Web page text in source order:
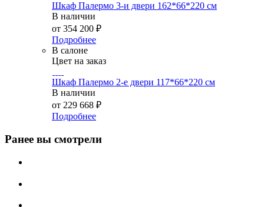
Шкаф Палермо 3-и двери 162*66*220 см
В наличии
от 354 200 ₽
Подробнее
В салоне
Цвет на заказ
Шкаф Палермо 2-е двери 117*66*220 см
В наличии
от 229 668 ₽
Подробнее
Ранее вы смотрели